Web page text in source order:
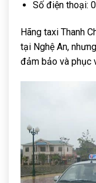
Số điện thoại:
Hãng taxi Thanh
tại Nghệ An,
đảm bảo và phục